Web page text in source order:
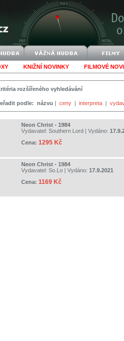
KNIŽNÍ NOVINKY FILMOVÉ
rozšířeného vyhledávání
podle: názvu | ceny | interpreta |
Neon Christ - 1984
Vydavatel: Southern Lord | Vydáno:
Cena: 1295 Kč
Neon Christ - 1984
Vydavatel: So.Lo | Vydáno: 17.9.2021
Cena: 1169 Kč